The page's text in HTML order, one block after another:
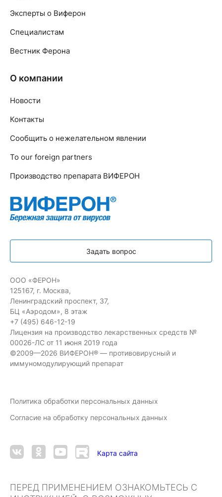
Эксперты о Виферон
Специалистам
Вестник Ферона
О компании
Новости
Контакты
Сообщить о нежелательном явлении
To our foreign partners
Производство препарата ВИФЕРОН
Задать вопрос
ООО «ФЕРОН»
125167, г. Москва,
Ленинградский проспект, 37,
БЦ «Аэродом», 8 этаж
+7 (495) 646-12-19
Лицензия на производство лекарственных средств №
00026-ЛС от 11 июня 2019 года
©2009—2026 ВИФЕРОН® — противовирусный и
иммуномодулирующий препарат
Политика обработки персональных данных
Согласие на обработку персональных данных
Карта сайта
ПЕРЕД ПРИМЕНЕНИЕМ ОЗНАКОМЬТЕСЬ С